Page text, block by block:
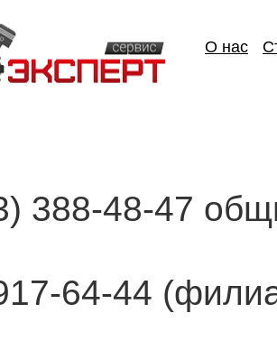
О нас
388-48-47
64-44